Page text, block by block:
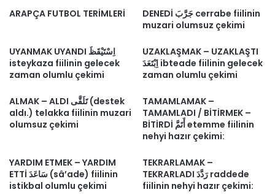
ARAPÇA FUTBOL TERİMLERİ
DENEDİ جَرَّبَ cerrabe fiilinin
muzari olumsuz çekimi
UYANMAK UYANDI اِسْتَيْقَظَ
isteykaza fiilinin gelecek
zaman olumlu çekimi
UZAKLAŞMAK – UZAKLAŞTI
اِبْتَعَدَ ibteade fiilinin gelecek
zaman olumlu çekimi
ALMAK – ALDI تَلَقَّى (destek
aldı.) telakka fiilinin muzari
olumsuz çekimi
TAMAMLAMAK –
TAMAMLADI / BİTİRMEK –
BİTİRDİ أَتَمَّ etemme fiilinin
nehyi hazır çekimi:
YARDIM ETMEK – YARDIM
ETTİ سَاعَدَ (sâ’ade) fiilinin
istikbal olumlu çekimi
TEKRARLAMAK –
TEKRARLADI رَدَّدَ raddede
fiilinin nehyi hazır çekimi: